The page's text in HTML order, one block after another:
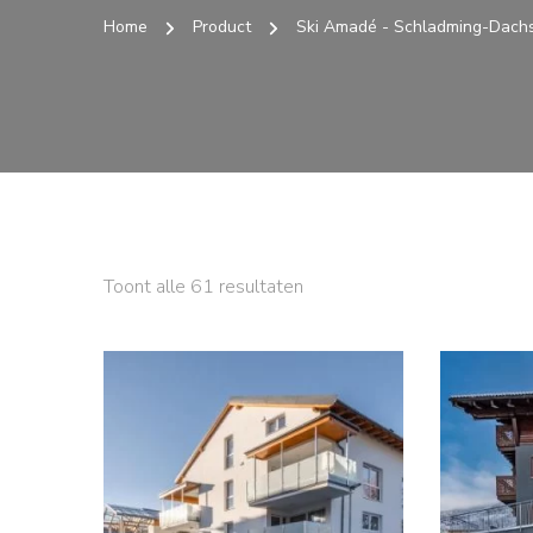
Home Product Ski Amadé - Schladming-
Toont alle 61 resultaten